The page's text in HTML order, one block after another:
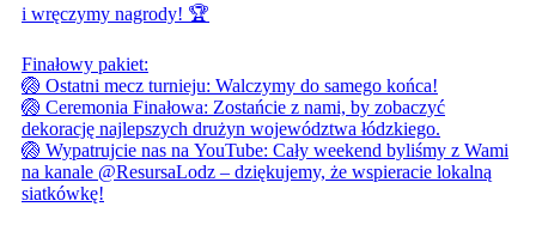
i wręczymy nagrody! 🏆
Finałowy pakiet:
🏐 Ostatni mecz turnieju: Walczymy do samego końca!
🏐 Ceremonia Finałowa: Zostańcie z nami, by zobaczyć
dekorację najlepszych drużyn województwa łódzkiego.
🏐 Wypatrujcie nas na YouTube: Cały weekend byliśmy z Wami
na kanale @ResursaLodz – dziękujemy, że wspieracie lokalną
siatkówkę!